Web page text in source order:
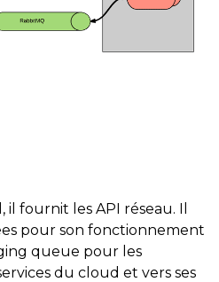
il fournit les API réseau. Il
pour son fonctionnement
queue pour les
du cloud et vers ses